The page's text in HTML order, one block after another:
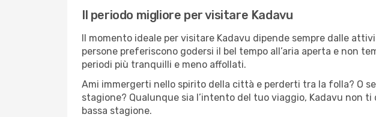
Il periodo migliore per visitare Kadavu
Il momento ideale per visitare Kadavu dipende sempre dalle
persone preferiscono godersi il bel tempo all’aria aperta e non
periodi più tranquilli e meno affollati.
Ami immergerti nello spirito della città e perderti tra la folla? O
stagione? Qualunque sia l’intento del tuo viaggio, Kadavu non
bassa stagione.